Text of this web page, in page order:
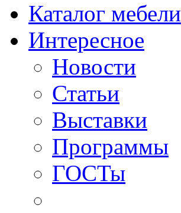
Каталог мебели
Интересное
Новости
Статьи
Выставки
Программы
ГОСТы